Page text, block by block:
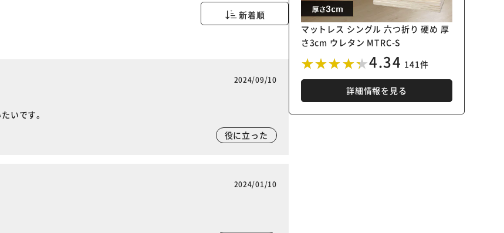
マットレス シングル 六つ折り 硬め 厚
さ3cm ウレタン MTRC-S
4.34 141件
詳細情報を見る
新着順
2024/09/10
いです。
役に立った
2024/01/10